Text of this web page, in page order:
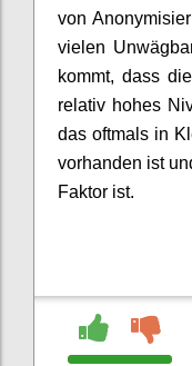
von
vielen
kommt, dass
relativ hohes
das oftmals in
vorhanden ist
Faktor ist.